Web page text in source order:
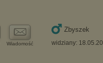
Wiadomość
Zbyszek
widziany: